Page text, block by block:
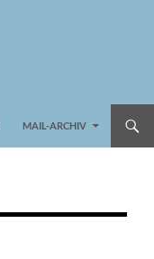
MAIL-ARCHIV